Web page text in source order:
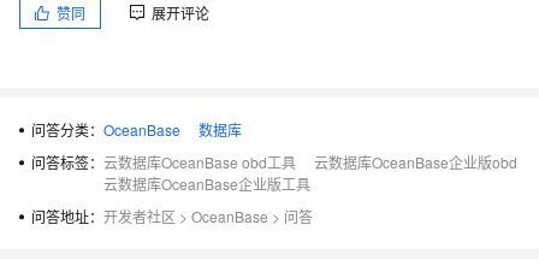
赞同 展开评论
问答分类： OceanBase
数据库
问答标签： 云数据库OceanBase obd工具
云数据库OceanBase企业版obd
云数据库OceanBase企业版工具
问答地址： 开发者社区 > OceanBase > 问答